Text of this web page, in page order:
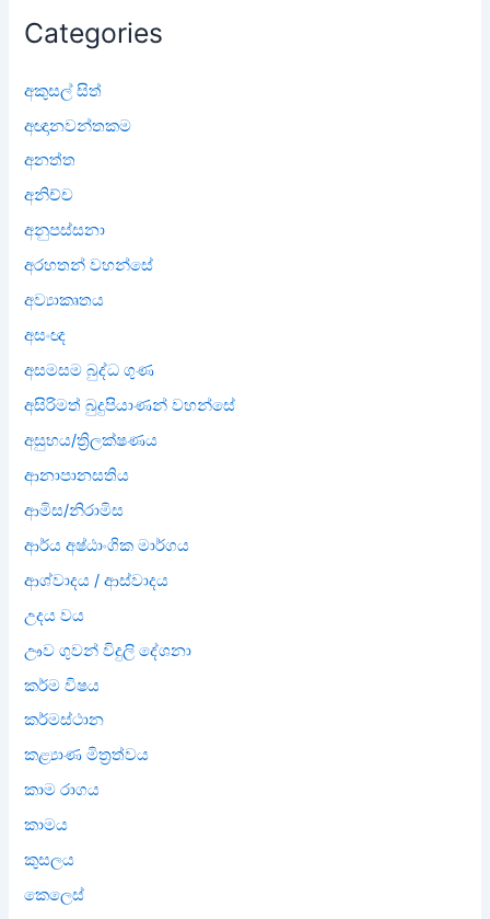
Categories
අකුසල් සිත්
අඥානවන්තකම
අනත්ත
අනිච්ච
අනුපස්සනා
අරහතන් වහන්සේ
අව්‍යාකෘතය
අසංඥ
අසමසම බුද්ධ ගුණ
අසිරිමත් බුදුපියාණන් වහන්සේ
අසුභය/ත්‍රිලක්ෂණය
ආනාපානසතිය
ආමිස/නිරාමිස
ආර්ය අෂ්ඨාංගික මාර්ගය
ආශ්වාදය / ආස්වාදය
උදය වය
ඌව ගුවන් විදුලි දේශනා
කර්ම විෂය
කර්මස්ථාන
කළ්‍යාණ මිත්‍රත්වය
කාම රාගය
කාමය
කුසලය
කෙලෙස්